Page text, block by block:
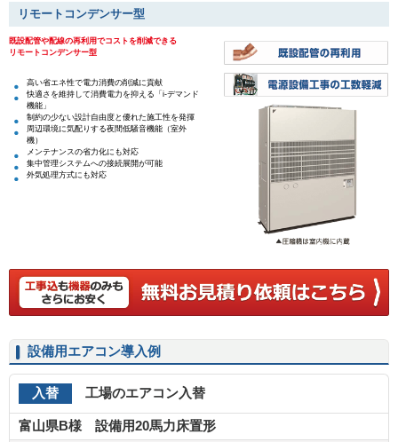
リモートコンデンサー型
既設配管や配線の再利用でコストを削減できる
リモートコンデンサー型
高い省エネ性で電力消費の削減に貢献
快適さを維持して消費電力を抑える「i-デマンド
機能」
制約の少ない設計自由度と優れた施工性を発揮
周辺環境に気配りする夜間低騒音機能（室外
機）
メンテナンスの省力化にも対応
集中管理システムへの接続展開が可能
外気処理方式にも対応
設備用エアコン導入例
入替 工場のエアコン入替
富山県B様 設備用20馬力床置形